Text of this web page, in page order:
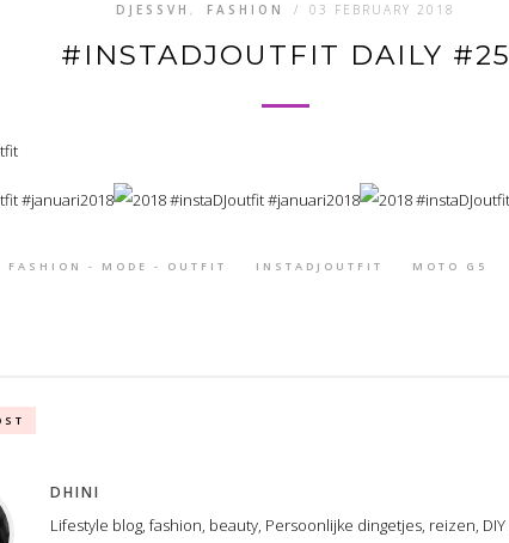
DJESSVH , FASHION / 03 FEBRUARY 2018
#INSTADJOUTFIT DAILY #25
FASHION - MODE - OUTFIT INSTADJOUTFIT MOTO G5
DHINI
Lifestyle blog, fashion, beauty, Persoonlijke dingetjes, reizen,